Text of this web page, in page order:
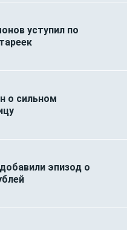
уступил по
о сильном
эпизод о